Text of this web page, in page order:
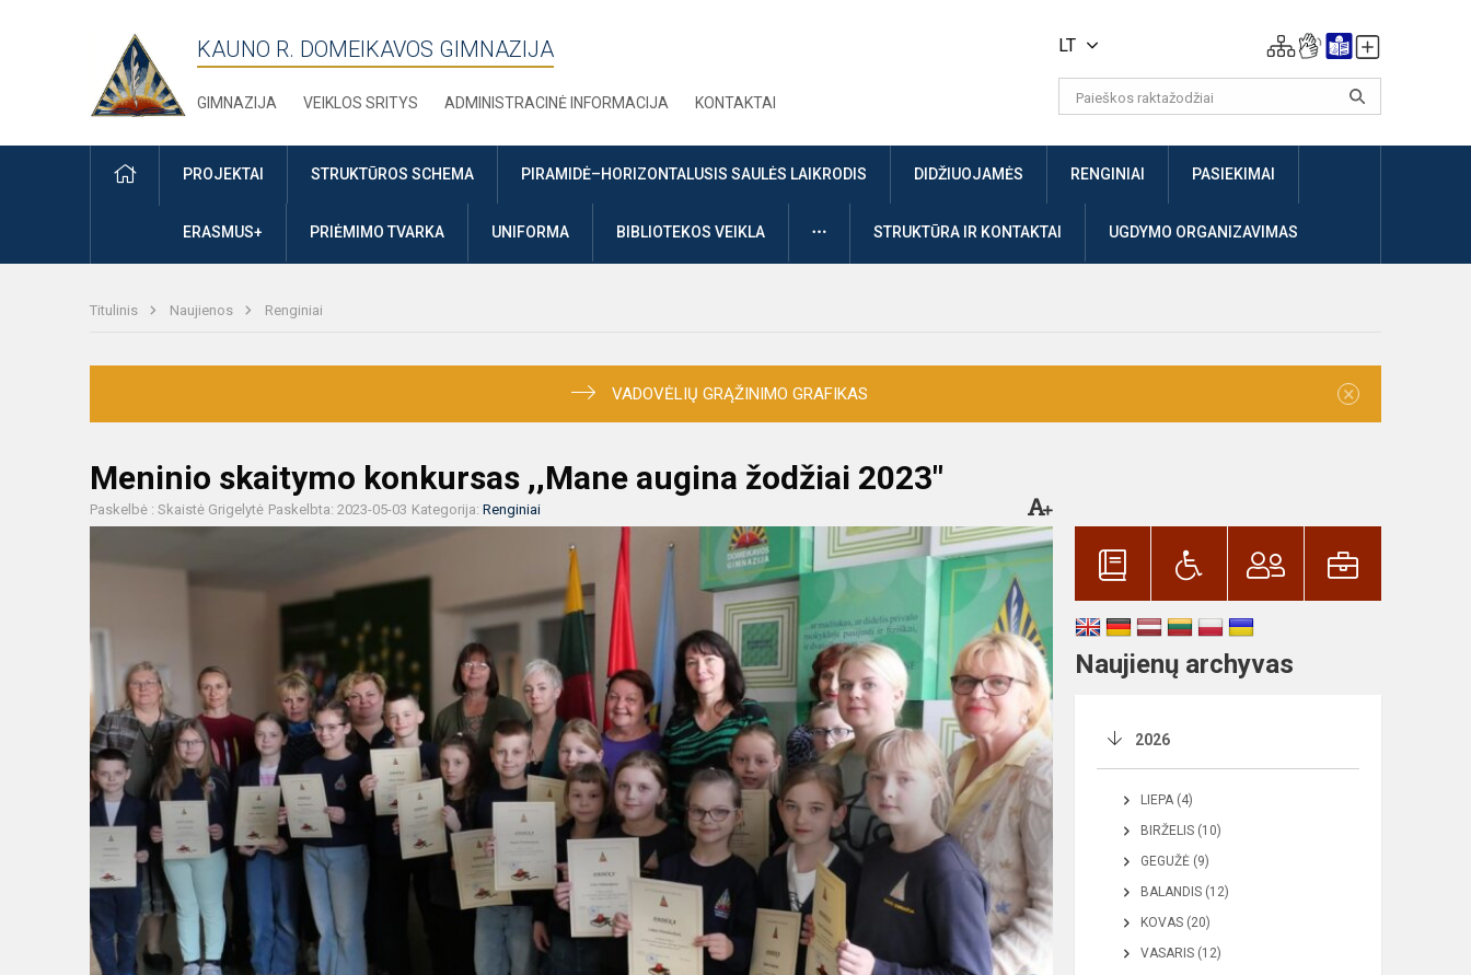
KAUNO R. DOMEIKAVOS GIMNAZIJA
GIMNAZIJA VEIKLOS SRITYS ADMINISTRACINĖ INFORMACIJA KONTAKTAI
LT
PRADŽIAPROJEKTAI STRUKTŪROS SCHEMA PIRAMIDĖ–HORIZONTALUSIS SAULĖS LAIKRODIS DIDŽIUOJAMĖS RENGINIAI PASIEKIMAI
ERASMUS+ PRIĖMIMO TVARKA UNIFORMA BIBLIOTEKOS VEIKLA DAUGIAUSTRUKTŪRA IR KONTAKTAI UGDYMO ORGANIZAVIMAS
Titulinis Naujienos Renginiai
VADOVĖLIŲ GRĄŽINIMO GRAFIKAS ×
Meninio skaitymo konkursas ,,Mane augina žodžiai 2023"
Paskelbė : Skaistė Grigelytė Paskelbta: 2023-05-03 Kategorija: Renginiai
Naujienų archyvas
2026
LIEPA (4)
BIRŽELIS (10)
GEGUŽĖ (9)
BALANDIS (12)
KOVAS (20)
VASARIS (12)